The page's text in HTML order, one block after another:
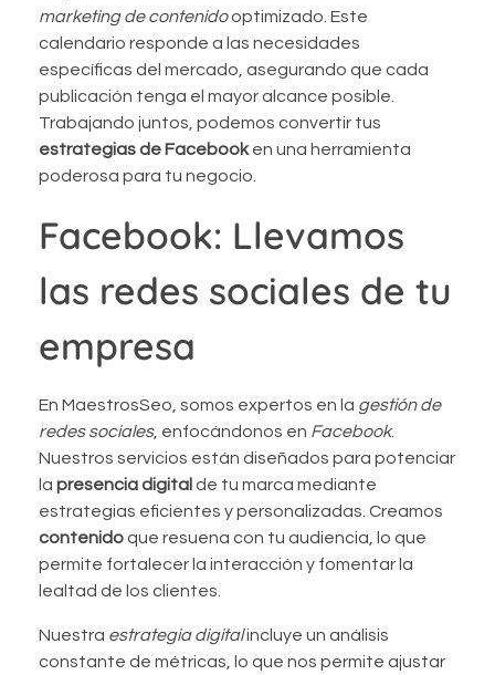
marketing de contenidooptimizado. Este
calendario responde a las necesidades
específicas del mercado, asegurando que cada
publicación tenga el mayor alcance posible.
Trabajando juntos, podemos convertir tus
estrategias de Facebooken una herramienta
poderosa para tu negocio.
Facebook: Llevamos
las redes sociales de tu
empresa
En MaestrosSeo, somos expertos en la gestión de
redes sociales, enfocándonos en Facebook.
Nuestros servicios están diseñados para potenciar
la presencia digital de tu marca mediante
estrategias eficientes y personalizadas. Creamos
contenidoque resuena con tu audiencia, lo que
permite fortalecer la interacción y fomentar la
lealtad de los clientes.
Nuestra estrategia digitalincluye un análisis
constante de métricas, lo que nos permite ajustar